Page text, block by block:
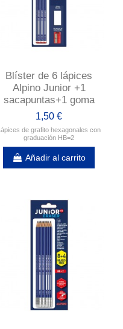
Blíster de 6 lápices
Alpino Junior +1
sacapuntas+1 goma
1,50 €
Lápices de grafito hexagonales con
graduación HB=2
Añadir al carrito